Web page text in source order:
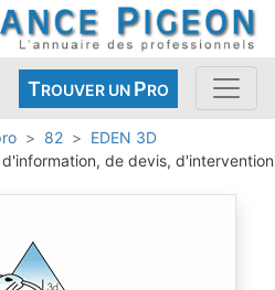
TROUVER UN PRO
82
EDEN 3D
de devis, d'intervention